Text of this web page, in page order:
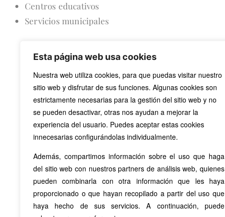
Esta página web usa cookies
Nuestra web utiliza cookies, para que puedas visitar nuestro
sitio web y disfrutar de sus funciones. Algunas cookies son
estrictamente necesarias para la gestión del sitio web y no
se pueden desactivar, otras nos ayudan a mejorar la
experiencia del usuario. Puedes aceptar estas cookies
innecesarias configurándolas individualmente.
Además, compartimos información sobre el uso que haga
del sitio web con nuestros partners de análisis web, quienes
pueden combinarla con otra información que les haya
proporcionado o que hayan recopilado a partir del uso que
haya hecho de sus servicios. A continuación, puede
Centros educativos
Servicios municipales